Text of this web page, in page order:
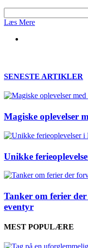
Læs Mere
SENESTE ARTIKLER
Magiske oplevelser
Unikke
Tanker om ferier
eventyr
MEST POPULÆRE